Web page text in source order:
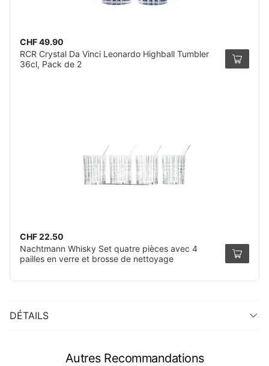
CHF 49.90
RCR Crystal Da Vinci Leonardo Highball Tumbler
36cl, Pack de 2
CHF 22.50
Nachtmann Whisky Set quatre pièces avec 4
pailles en verre et brosse de nettoyage
DÉTAILS
Autres Recommandations